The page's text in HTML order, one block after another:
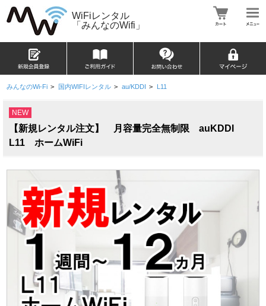
WiFiレンタル
「みんなのWifi」
みんなのWi-Fi > 国内WIFIレンタル > au/KDDI > L11
NEW
【新規レンタル注文】 月容量完全無制限 auKDDI
L11 ホームWiFi